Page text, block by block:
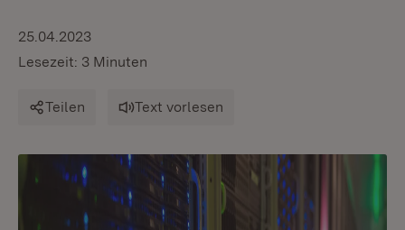
25.04.2023
Lesezeit: 3 Minuten
Teilen Text vorlesen